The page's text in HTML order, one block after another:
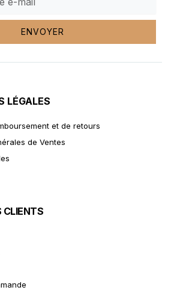
ENVOYER
LÉGALES
et de retours
de Ventes
CLIENTS